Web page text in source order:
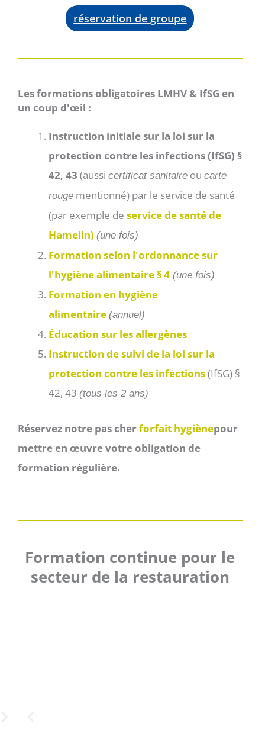
réservation de groupe
Les formations obligatoires LMHV & IfSG en
un coup d'œil :
Instruction initiale sur la loi sur la
protection contre les infections (IfSG) §
42, 43 (aussi certificat sanitaireou carte
rougementionné) par le service de santé
(par exemple de service de santé de
Hamelin) (une fois)
Formation selon l'ordonnance sur
l'hygiène alimentaire § 4 (une fois)
Formation en hygiène
alimentaire (annuel)
Éducation sur les allergènes
Instruction de suivi de la loi sur la
protection contre les infections(IfSG) §
42, 43 (tous les 2 ans)
Réservez notre pas cherforfait hygiènepour
mettre en œuvre votre obligation de
formation régulière.
Formation continue pour le
secteur de la restauration